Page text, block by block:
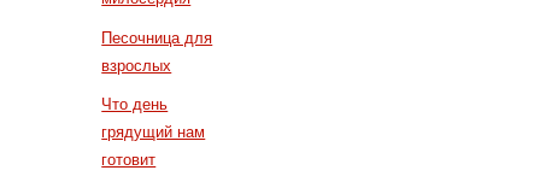
Песочница для
взрослых
Что день
грядущий нам
готовит